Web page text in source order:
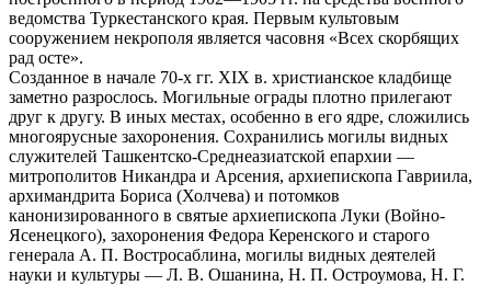
ведомства Туркестанского края. Первым культовым
сооружением некрополя является часовня «Всех скорбящих
рад осте».
Созданное в начале 70-х гг. XIX в. христианское кладбище
заметно разрослось. Могильные ограды плотно прилегают
друг к другу. В иных местах, особенно в его ядре, сложились
многоярусные захоронения. Сохранились могилы видных
служителей Ташкентско-Среднеазиатской епархии —
митрополитов Никандра и Арсения, архиепископа Гавриила,
архимандрита Бориса (Холчева) и потомков
канонизированного в святые архиепископа Луки (Войно-
Ясенецкого), захоронения Федора Керенского и старого
генерала А. П. Востросаблина, могилы видных деятелей
науки и культуры — Л. В. Ошанина, Н. П. Остроумова, Н. Г.